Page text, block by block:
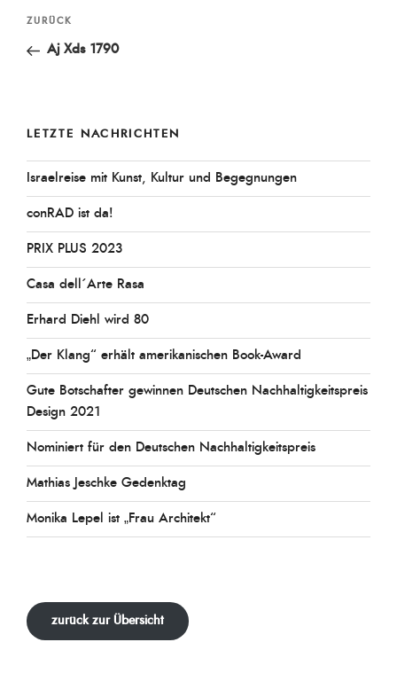
Beitragsnavigation
Vorheriger
Beitrag
ZURÜCK
Aj Xds 1790
LETZTE NACHRICHTEN
Israelreise mit Kunst, Kultur und Begegnungen
conRAD ist da!
PRIX PLUS 2023
Casa dell´Arte Rasa
Erhard Diehl wird 80
„Der Klang“ erhält amerikanischen Book-Award
Gute Botschafter gewinnen Deutschen Nachhaltigkeitspreis
Design 2021
Nominiert für den Deutschen Nachhaltigkeitspreis
Mathias Jeschke Gedenktag
Monika Lepel ist „Frau Architekt“
zurück zur Übersicht